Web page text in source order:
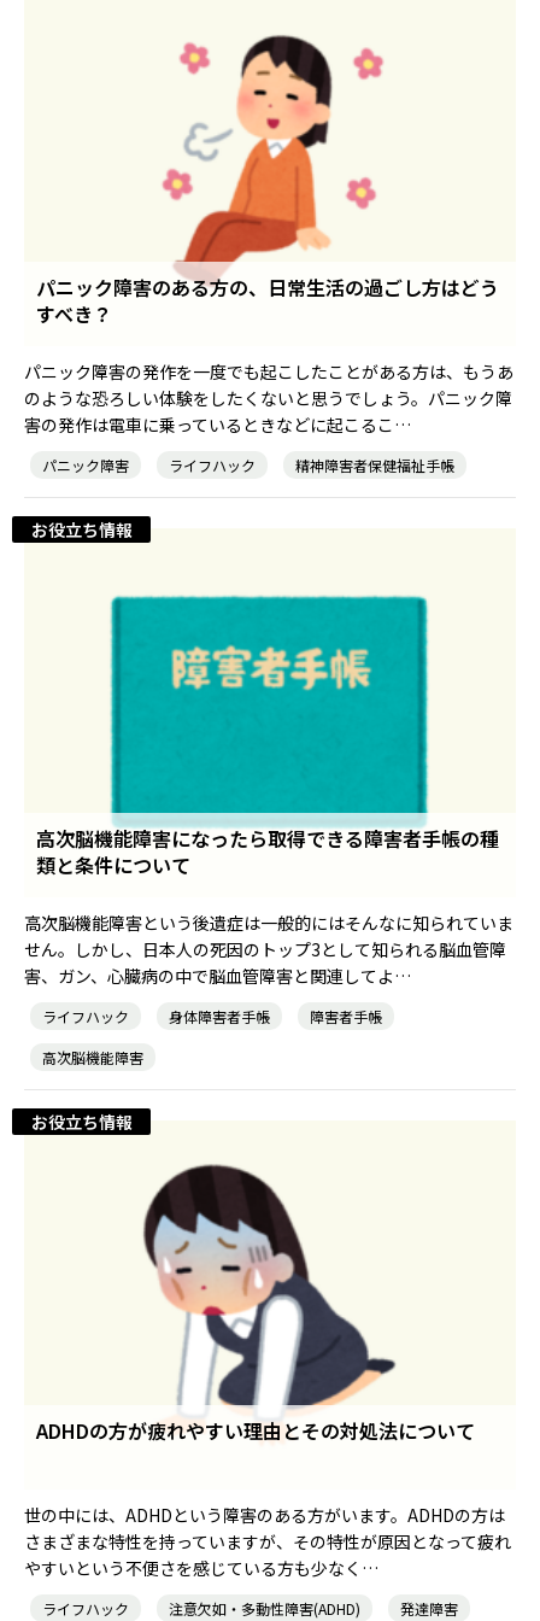
パニック障害のある方の、日常生活の過ごし方はどう
すべき？
パニック障害の発作を一度でも起こしたことがある方は、もうあ
のような恐ろしい体験をしたくないと思うでしょう。パニック障
害の発作は電車に乗っているときなどに起こるこ…
パニック障害 ライフハック 精神障害者保健福祉手帳
お役立ち情報
高次脳機能障害になったら取得できる障害者手帳の種
類と条件について
高次脳機能障害という後遺症は一般的にはそんなに知られていま
せん。しかし、日本人の死因のトップ3として知られる脳血管障
害、ガン、心臓病の中で脳血管障害と関連してよ…
ライフハック 身体障害者手帳
障害者手帳
高次脳機能障害
お役立ち情報
ADHDの方が疲れやすい理由とその対処法について
世の中には、ADHDという障害のある方がいます。ADHDの方は
さまざまな特性を持っていますが、その特性が原因となって疲れ
やすいという不便さを感じている方も少なく…
ライフハック 注意欠如・多動性障害(ADHD) 発達障害